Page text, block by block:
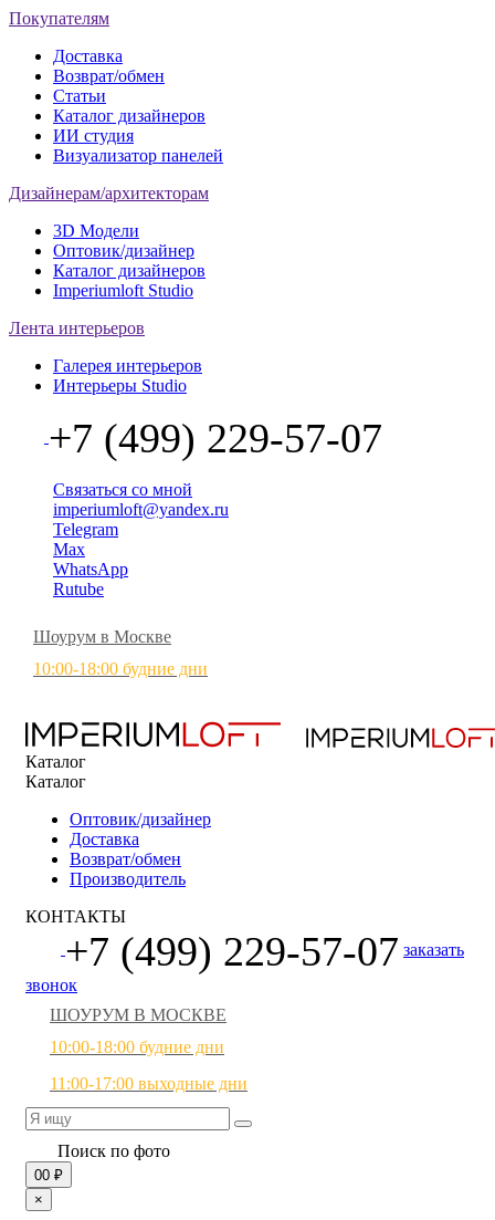
Покупателям
Доставка
Возврат/обмен
Статьи
Каталог дизайнеров
ИИ студия
Визуализатор панелей
Дизайнерам/архитекторам
3D Модели
Оптовик/дизайнер
Каталог дизайнеров
Imperiumloft Studio
Лента интерьеров
Галерея интерьеров
Интерьеры Studio
+7 (499) 229-57-07
Связаться со мной
imperiumloft@yandex.ru
Telegram
Max
WhatsApp
Rutube
Шоурум в Москве
10:00-18:00 будние дни
Каталог
Каталог
Оптовик/дизайнер
Доставка
Возврат/обмен
Производитель
КОНТАКТЫ
+7 (499) 229-57-07 заказать
звонок
ШОУРУМ В МОСКВЕ
10:00-18:00 будние дни
11:00-17:00 выходные дни
Поиск по фото
00 ₽
×